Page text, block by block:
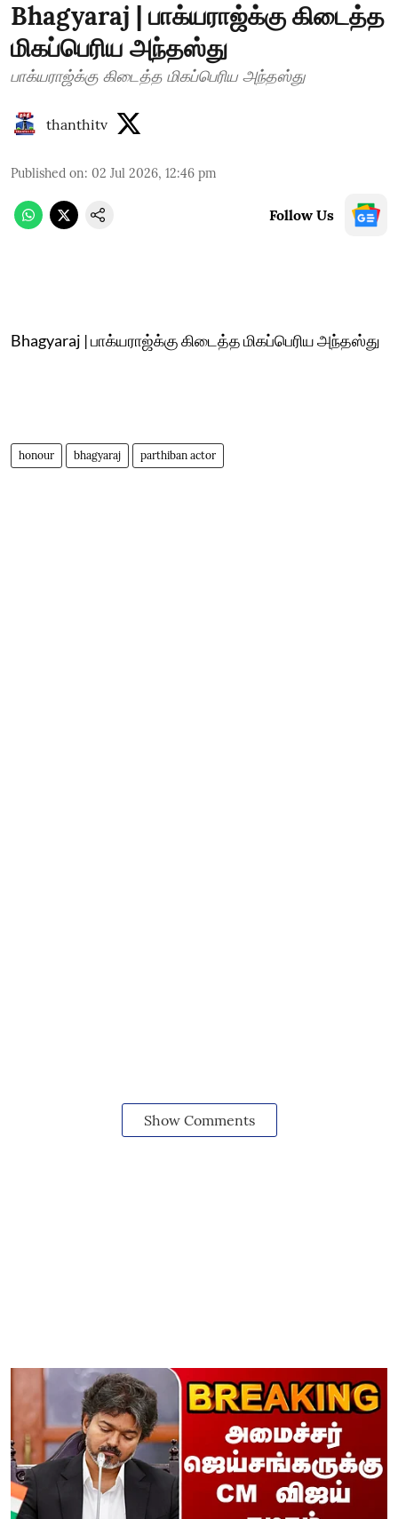
Bhagyaraj | பாக்யராஜ்க்கு கிடைத்த
மிகப்பெரிய அந்தஸ்து
பாக்யராஜ்க்கு கிடைத்த மிகப்பெரிய அந்தஸ்து
thanthitv
Published on: 02 Jul 2026, 12:46 pm
Follow Us
Bhagyaraj | பாக்யராஜ்க்கு கிடைத்த மிகப்பெரிய அந்தஸ்து
honour bhagyaraj parthiban actor
Show Comments